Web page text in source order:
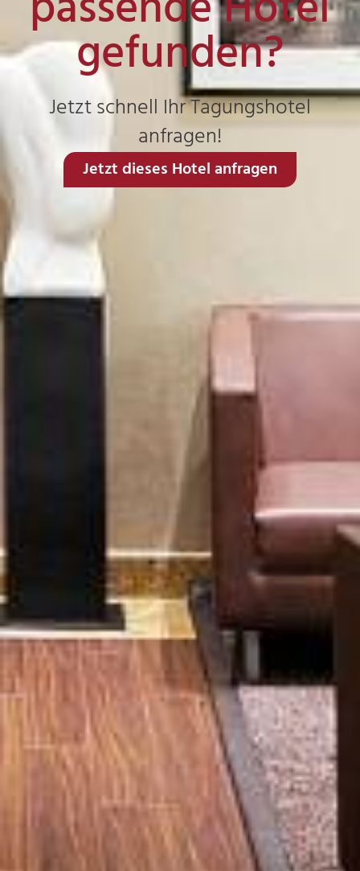
gefunden?
Jetzt schnell Ihr Tagungshotel
anfragen!
Jetzt dieses Hotel anfragen